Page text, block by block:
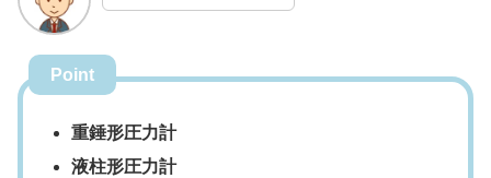
Point
重錘形圧力計
液柱形圧力計